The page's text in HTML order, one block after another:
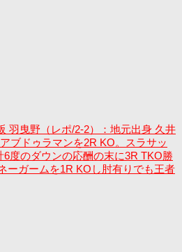
羽曳野（レポ/2-2）：地元出身 久井
ブドゥラマンを2R KO。スラサッ
6度のダウンの応酬の末に3R TKO勝
ーガームを1R KOし肘有りでも王者